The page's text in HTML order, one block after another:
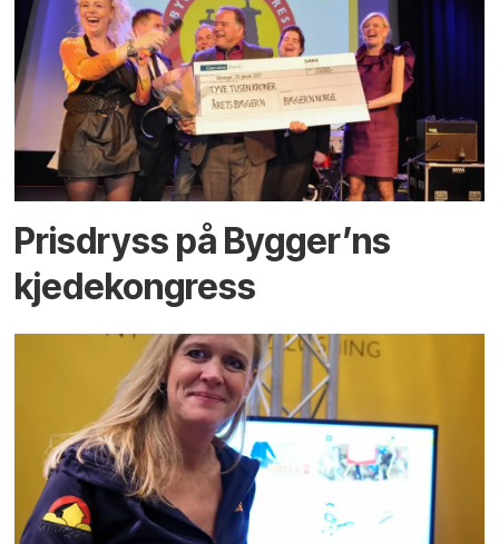
Prisdryss på Bygger’ns
kjedekongress